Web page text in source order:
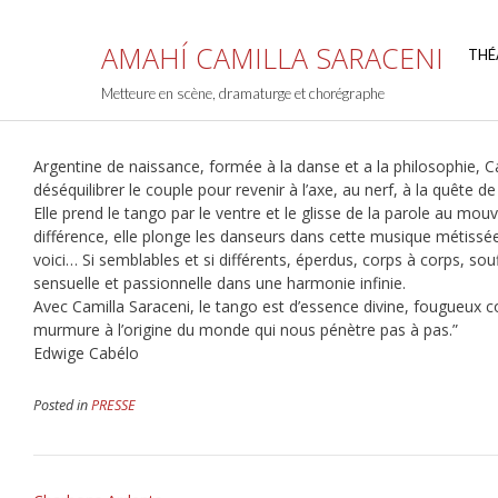
AMAHÍ CAMILLA SARACENI
Metteure en scène, dramaturge et chorégraphe
Argentine de naissance, formée à la danse et a la philosophie,
déséquilibrer le couple pour revenir à l’axe, au nerf, à la quête
Elle prend le tango par le ventre et le glisse de la parole au
différence, elle plonge les danseurs dans cette musique
voici… Si semblables et si différents, éperdus, corps à corps,
sensuelle et passionnelle dans une harmonie infinie.
Avec Camilla Saraceni, le tango est d’essence divine,
murmure à l’origine du monde qui nous pénètre pas à pas.”
Edwige Cabélo
Posted inPRESSE